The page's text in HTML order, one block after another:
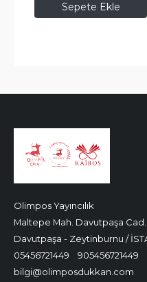
Sepete Ekle
Olimpos Yayıncılık
Maltepe Mah. Davutpaşa Cad.
Davutpaşa - Zeytinburnu /
05456721449
905456721449
bilgi@olimposdukkan.com